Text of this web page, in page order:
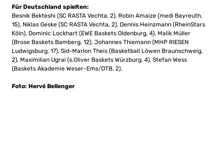
Für Deutschland spielten:
Besnik Bekteshi (SC RASTA Vechta, 2), Robin Amaize (medi Bayreuth,
15), Niklas Geske (SC RASTA Vechta, 2), Dennis Heinzmann (RheinStars
Köln), Dominic Lockhart (EWE Baskets Oldenburg, 4), Malik Müller
(Brose Baskets Bamberg, 12), Johannes Thiemann (MHP RIESEN
Ludwigsburg, 17), Sid-Marlon Theis (Basketball Löwen Braunschweig,
2), Maximilian Ugrai (s.Oliver Baskets Würzburg, 4), Stefan Wess
(Baskets Akademie Weser-Ems/OTB, 2).
Foto: Hervé Bellenger